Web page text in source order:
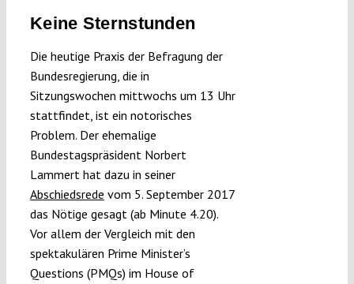
Keine Sternstunden
Die heutige Praxis der Befragung der
Bundesregierung, die in
Sitzungswochen mittwochs um 13 Uhr
stattfindet, ist ein notorisches
Problem. Der ehemalige
Bundestagspräsident Norbert
Lammert hat dazu in seiner
Abschiedsrede vom 5. September 2017
das Nötige gesagt (ab Minute 4.20).
Vor allem der Vergleich mit den
spektakulären Prime Minister’s
Questions (PMQs) im House of